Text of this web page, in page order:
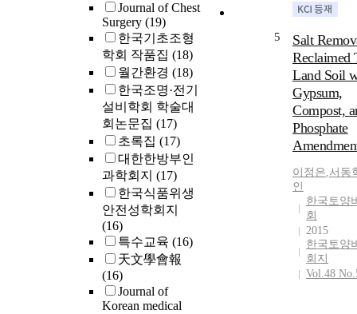
Journal of Chest
Surgery (19)
한국기초조형
학회 작품집 (18)
월간환경 (18)
한국조명·전기
설비학회 학술대
회논문집 (17)
초록집 (17)
대한한방부인
과학회지 (17)
한국식품위생
안전성학회지
(16)
특수교육 (16)
天文學會報
(16)
Journal of
Korean medical
에 소속된 특
대상으로 하
AAC 전문가
그램은 AAC
식, 이론 및 실
단계 구성되
일집단 사전
사를 실시하
식의 변화차
표본 t 검정으
하였다. 결과:
문가교육 프
참여한 특수
종사자들의
효능감과 인
5
Salt
Reclaimed
Land Soil
Gypsum,
Compost,
Phosphate
이정은,서동
인
한국토양
회
2015
한국토양
회지
Vol.48